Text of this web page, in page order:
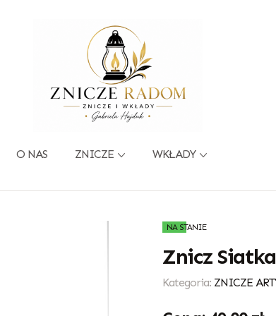
O NAS ZNICZE WKŁADY
NA STANIE
Znicz
Kategoria: ZNICZE